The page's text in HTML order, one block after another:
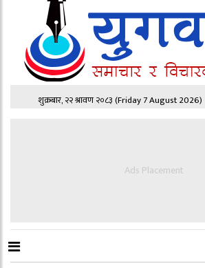
शुक्रबार, २२ श्रावण २०८३(Friday 7 August 2026)
Ads Placement